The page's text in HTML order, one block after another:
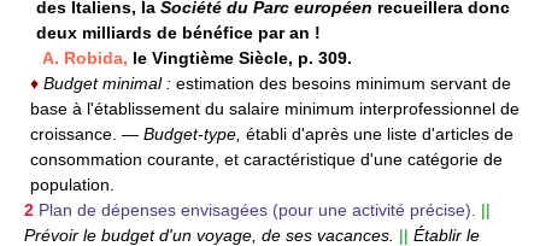
des Italiens, la Société du Parc européen recueillera donc
deux milliards de bénéfice par an !
A. Robida, le Vingtième Siècle, p. 309.
♦ Budget minimal : estimation des besoins minimum servant de
base à l'établissement du salaire minimum interprofessionnel de
croissance. — Budget-type, établi d'après une liste d'articles de
consommation courante, et caractéristique d'une catégorie de
population.
2 Plan de dépenses envisagées (pour une activité précise).
||
Prévoir le budget d'un voyage, de ses vacances. || Établir le